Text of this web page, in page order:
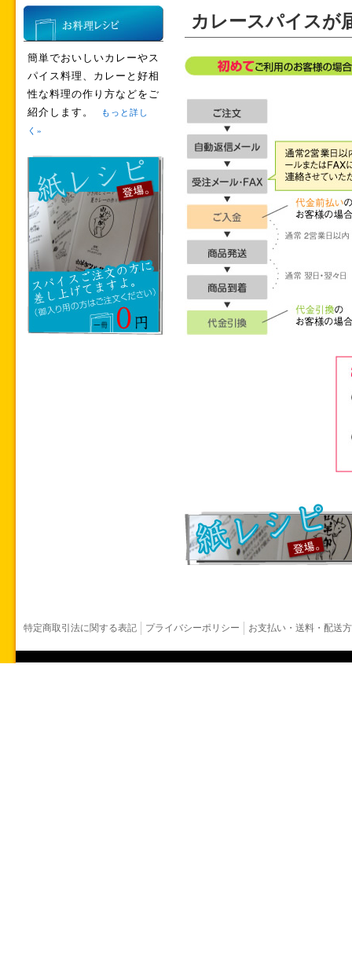
カレースパイスが
簡単でおいしいカレーやス
パイス料理、カレーと好相
性な料理の作り方などをご
紹介します。
もっと詳し
く»
特定商取引法に関する表記 プライバシーポリシー お支払い・送料・配送